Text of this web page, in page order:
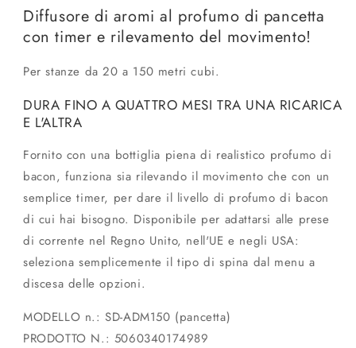
Diffusore di aromi al profumo di pancetta
con timer e rilevamento del movimento!
Per stanze da 20 a 150 metri cubi.
DURA FINO A QUATTRO MESI TRA UNA RICARICA
E L'ALTRA
Fornito con una bottiglia piena di realistico profumo di
bacon, funziona sia rilevando il movimento che con un
semplice timer, per dare il livello di profumo di bacon
di cui hai bisogno. Disponibile per adattarsi alle prese
di corrente nel Regno Unito, nell'UE e negli USA:
seleziona semplicemente il tipo di spina dal menu a
discesa delle opzioni.
MODELLO n.: SD-ADM150 (pancetta)
PRODOTTO N.: 5060340174989